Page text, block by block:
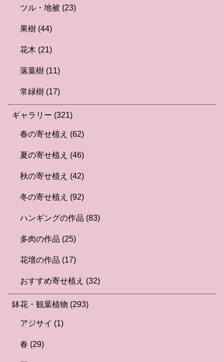
ツル・地被 (23)
果樹 (44)
花木 (21)
落葉樹 (11)
常緑樹 (17)
ギャラリー (321)
春の寄せ植え (62)
夏の寄せ植え (46)
秋の寄せ植え (42)
冬の寄せ植え (92)
ハンギングの作品 (83)
多肉の作品 (25)
花壇の作品 (17)
おすすめ寄せ植え (32)
鉢花・観葉植物 (293)
アジサイ (1)
春 (29)